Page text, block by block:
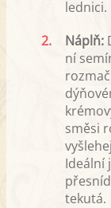
lednici.
2.
Náplň:
ní
směsi
Ideální
tekutá.